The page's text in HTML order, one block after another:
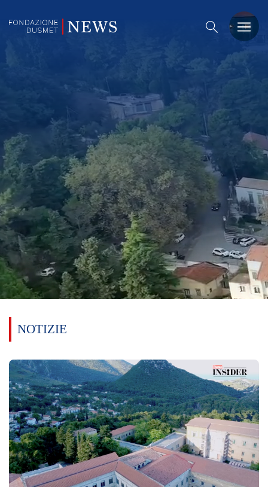
PREMIO DUSMET
FORMAZIONE
OSSERVATORIO
EVENTI
NOTIZIE
CHI SIAMO
CONTATTACI
NOTIZIE